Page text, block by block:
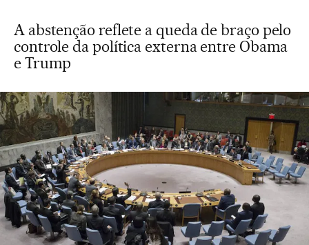
A abstenção reflete a queda de braço pelo
controle da política externa entre Obama
e Trump